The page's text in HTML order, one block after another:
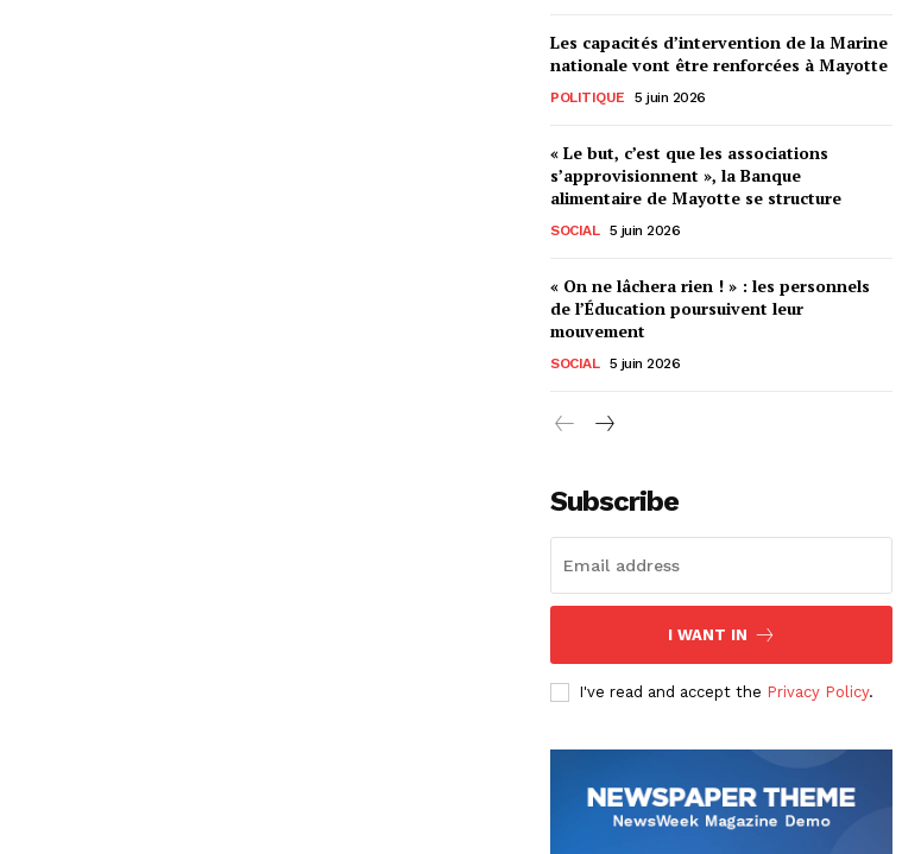
Les capacités d’intervention de la Marine
nationale vont être renforcées à Mayotte
POLITIQUE 5 juin 2026
« Le but, c’est que les associations
s’approvisionnent », la Banque
alimentaire de Mayotte se structure
SOCIAL 5 juin 2026
« On ne lâchera rien ! » : les personnels
de l’Éducation poursuivent leur
mouvement
SOCIAL 5 juin 2026
Subscribe
I WANT IN
I've read and accept the Privacy Policy.